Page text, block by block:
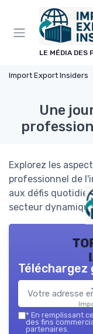
LE MÉDIA DES
Import Export Insiders
Une
Explorez les
professionnel de
aux défis
secteur
* En remplissant
des fins
partenaires.
Panneau de gestion